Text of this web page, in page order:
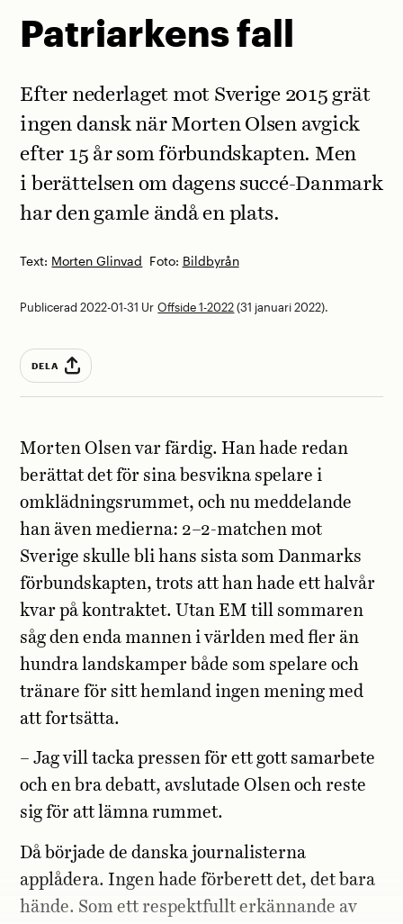
Patriarkens fall
Text: Morten Glinvad Foto: Bildbyrån
Efter nederlaget mot Sverige 2015 grät
ingen dansk när Morten Olsen avgick
efter 15 år som förbundskapten. Men
i berättelsen om dagens succé-Danmark
har den gamle ändå en plats.
Publicerad 2022-01-31 UrOffside 1-2022(31 januari 2022).
DELA
Morten Olsen var färdig. Han hade redan
berättat det för sina besvikna spelare i
omklädningsrummet, och nu meddelande
han även medierna: 2–2-matchen mot
Sverige skulle bli hans sista som Danmarks
förbundskapten, trots att han hade ett halvår
kvar på kontraktet. Utan EM till sommaren
såg den enda mannen i världen med fler än
hundra landskamper både som spelare och
tränare för sitt hemland ingen mening med
att fortsätta.
– Jag vill tacka pressen för ett gott samarbete
och en bra debatt, avslutade Olsen och reste
sig för att lämna rummet.
Då började de danska journalisterna
applådera. Ingen hade förberett det, det bara
hände. Som ett respektfullt erkännande av